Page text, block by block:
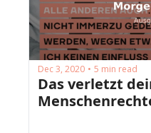
Dec 3, 2020 • 5 min read
Das verletzt